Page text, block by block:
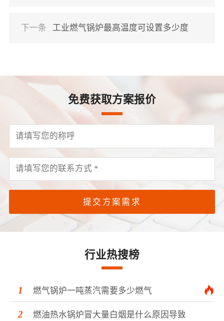
下一条 工业燃气锅炉最高温度可设置多少度
免费获取方案报价
提交方案需求
行业热搜榜
燃气锅炉一吨蒸汽需要多少燃气
燃油热水锅炉冒大量白烟是什么原因导致的？